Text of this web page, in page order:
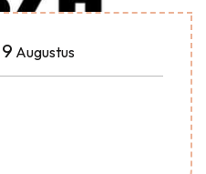
9 Augustus